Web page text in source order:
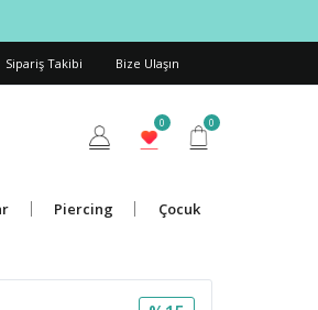
Sipariş Takibi Bize Ulaşın
0 0
Piercing Çocuk